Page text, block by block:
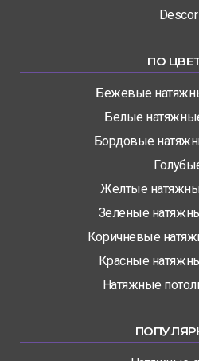
Descor
ПО
Бежевые
Белые
Бордовые
Желтые
Зеленые
Коричневые
Красные
Натяжные